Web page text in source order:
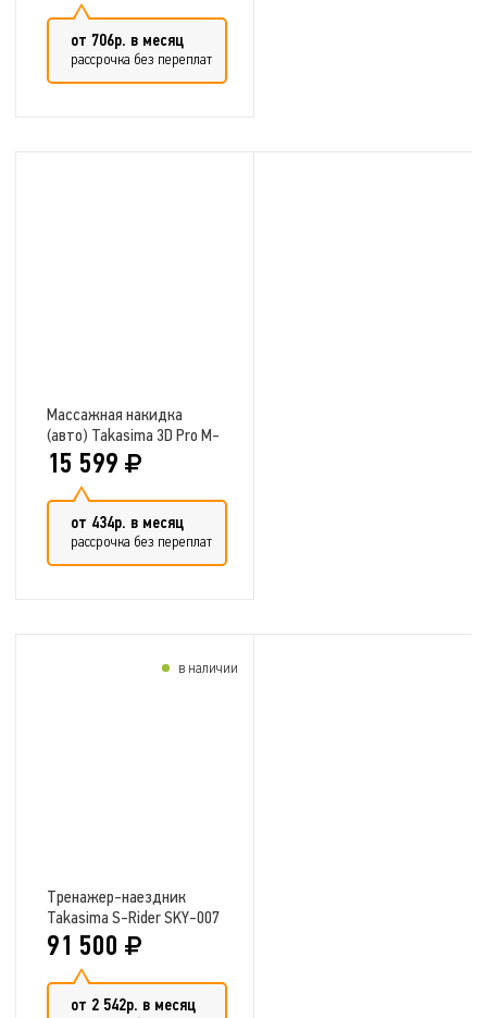
от 706р. в месяц
рассрочка без переплат
Массажная накидка
(авто) Takasima 3D Pro M-
6601
15 599
от 434р. в месяц
рассрочка без переплат
Тренажер-наездник
Takasima S-Rider SKY-007
91 500
от 2 542р. в месяц
в наличии